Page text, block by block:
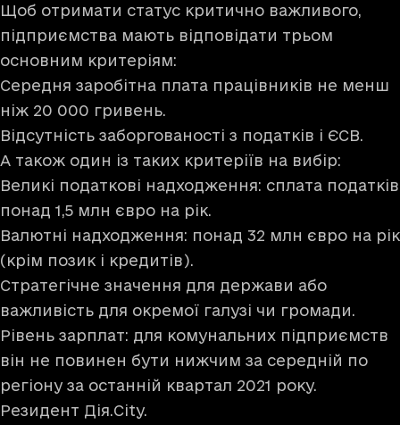
Щоб отримати статус критично важливого,
підприємства мають відповідати трьом
основним критеріям:
Середня заробітна плата працівників не менш
ніж 20 000 гривень.
Відсутність заборгованості з податків і ЄСВ.
А також один із таких критеріїв на вибір:
Великі податкові надходження: сплата податків
понад 1,5 млн євро на рік.
Валютні надходження: понад 32 млн євро на рік
(крім позик і кредитів).
Стратегічне значення для держави або
важливість для окремої галузі чи громади.
Рівень зарплат: для комунальних підприємств
він не повинен бути нижчим за середній по
регіону за останній квартал 2021 року.
Резидент Дія.City.